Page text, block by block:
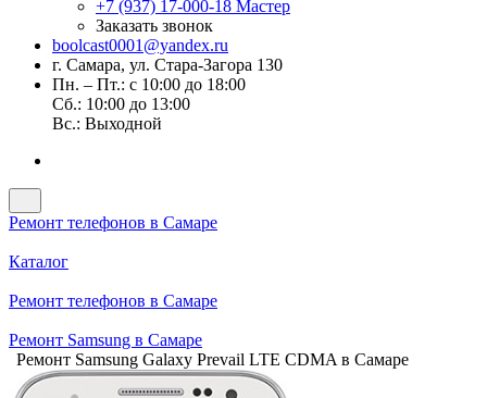
+7 (937) 17-000-18 Мастер
Заказать звонок
boolcast0001@yandex.ru
г. Самара, ул. Стара-Загора 130
Пн. – Пт.: с 10:00 до 18:00
Сб.: 10:00 до 13:00
Вс.: Выходной
Ремонт телефонов в Самаре
Каталог
Ремонт телефонов в Самаре
Ремонт Samsung в Самаре
Ремонт Samsung Galaxy Prevail LTE CDMA в Самаре